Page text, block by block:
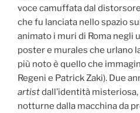
voce camuffata dal
che fu lanciata nello spazio
animato i muri di Roma negli
poster e murales che urlano
più noto è quello che
Regeni e Patrick Zaki). Due
artistdall’identità
notturne dalla macchina da